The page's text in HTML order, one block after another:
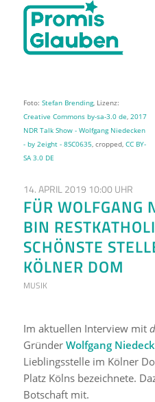
Foto: Stefan Brending, Lizenz:
Creative Commons by-sa-3.0 de 2017
NDR Talk Show - Wolfgang Niedecken
- by 2eight - 8SC0635 , cropped, CC BY-
SA 3.0 DE
14. APRIL 2019 10:00 UHR
FÜR WOLFGANG
BIN
SCHÖNSTE
KÖLNER DOM
MUSIK
Im aktuellen Interview mit
Gründer Wolfgang
Lieblingsstelle im Kölner
Platz Kölns bezeichnete.
Botschaft mit.